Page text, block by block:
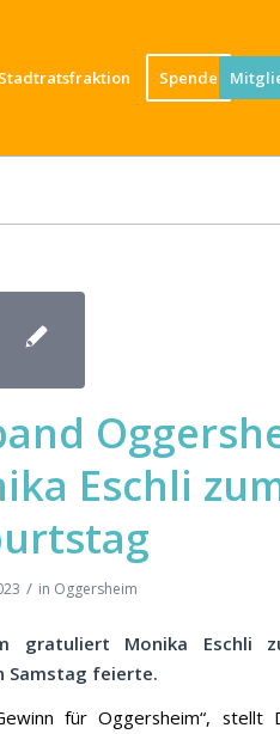
Stadtratsfraktion Spende
Eschli
/ in Oggersheim
gratuliert Monika Eschli
Samstag feierte.
für Oggersheim“, stellt